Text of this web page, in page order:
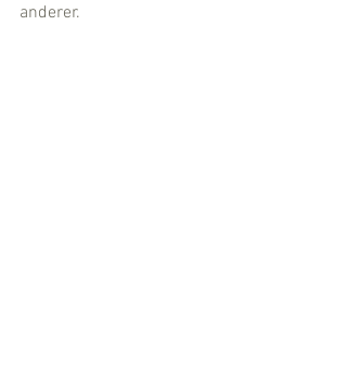
anderer.